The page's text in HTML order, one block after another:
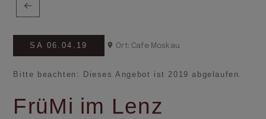
SA 06.04.19 Ort: Cafe Moskau
Bitte beachten: Dieses Angebot ist 2019 abgelaufen.
FrüMi im Lenz